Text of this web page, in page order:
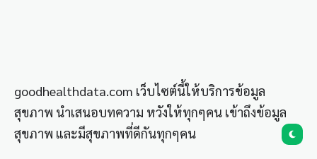
goodhealthdata.com เว็บไซต์นี้ให้บริการข้อมูล
สุขภาพ นำเสนอบทความ หวังให้ทุกๆคน เข้าถึงข้อมูล
สุขภาพ และมีสุขภาพที่ดีกันทุกๆคน